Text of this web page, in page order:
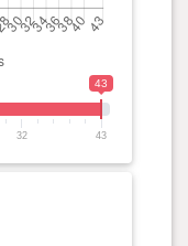
43
32 43